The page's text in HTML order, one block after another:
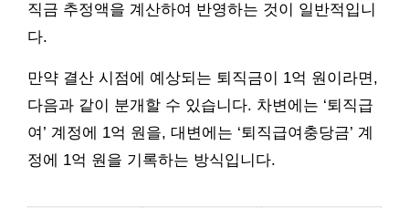
직금 추정액을 계산하여 반영하는 것이 일반적입니
다.
만약 결산 시점에 예상되는 퇴직금이 1억 원이라면,
다음과 같이 분개할 수 있습니다. 차변에는 ‘퇴직급
여’ 계정에 1억 원을, 대변에는 ‘퇴직급여충당금’ 계
정에 1억 원을 기록하는 방식입니다.